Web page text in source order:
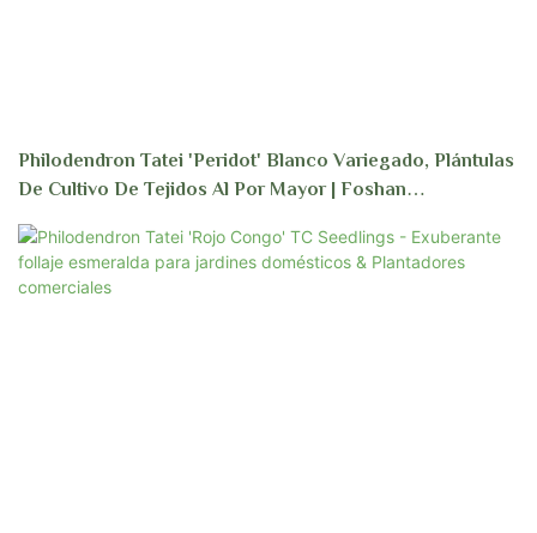
Philodendron Tatei 'Peridot' Blanco Variegado, Plántulas
De Cultivo De Tejidos Al Por Mayor | Foshan